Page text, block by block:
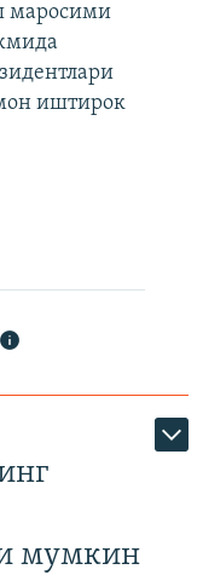
маросими
иштирок
мумкин